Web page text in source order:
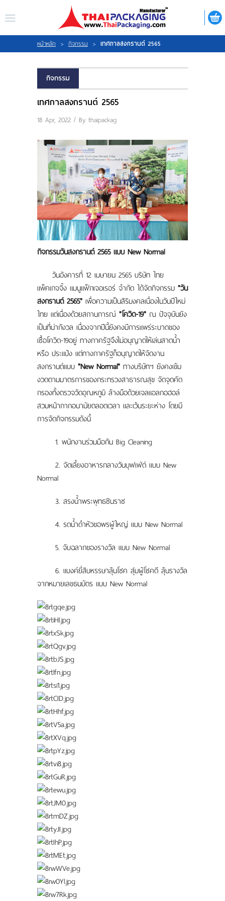
ไทย ENGLISH
LOGIN REGISTER
My Wishlist
กิจกรรม
ร่วมงานกับเรา
ติดต่อเรา
หน้าหลัก > กิจกรรม > เทศกาลสงกรานต์ 2565
กิจกรรม
เทศกาลสงกรานต์ 2565
18 Apr, 2022 / By thaipackag
กิจกรรมวันสงกรานต์ 2565 แบบ New Normal
วันอังคารที่ 12 เมษายน 2565 บริษัท ไทย
แพ็คเกจจิ้ง แมนูแฟ็กเจอเรอร์ จำกัด ได้จัดกิจกรรม "วัน
สงกรานต์ 2565" เพื่อความเป็นสิริมงคลเนื่องในวันปีใหม่
ไทย แต่เนื่องด้วยสถานการณ์ "โควิด-19" ณ ปัจจุบันยัง
เป็นที่น่ากังวล เนื่องจากปีนี้ยังคงมีการแพร่ระบาดของ
เชื้อโควิด-19อยู่ ทางภาครัฐจึงไม่อนุญาตให้เล่นสาดน้ำ
หรือ ประแป้ง แต่ทางภาครัฐก็อนุญาตให้จัดงาน
สงกรานต์แบบ "New Normal" ทางบริษัทฯ ยังคงเข้ม
งวดตามมาตรการของกระทรวงสาธารณสุข จัดจุดคัด
กรองทั้งตรวจวัดอุณหภูมิ ล้างมือด้วยเจลแอลกอฮอล์
สวมหน้ากากอนามัยตลอดเวลา และเว้นระยะห่าง โดยมี
การจัดกิจกรรมดังนี้
1. พนักงานร่วมมือกัน Big Cleaning
2. จัดเลี้ยงอาหารกลางวันบุฟเฟ่ต์ แบบ New
Normal
3. สรงน้ำพระพุทธชินราช
4. รดน้ำดำหัวขอพรผู้ใหญ่ แบบ New Normal
5. จับฉลากของรางวัล แบบ New Normal
6. แบงค์ยี่สิบหรรษาลุ้นโชค สุ่มผู้โชคดี ลุ้นรางวัล
จากหมายเลขธนบัตร แบบ New Normal